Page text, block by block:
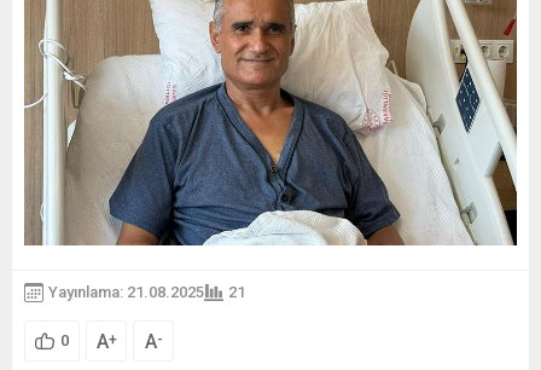
Yayınlama: 21.08.2025 21
0 A+ A-